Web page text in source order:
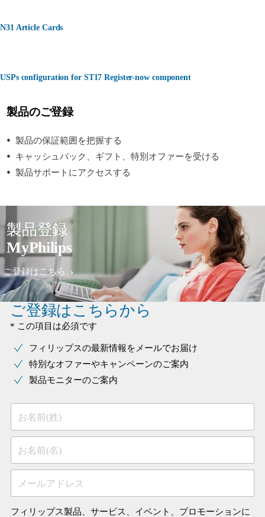
N31 Article Cards
USPs configuration for ST17 Register-now component
製品のご登録
製品の保証範囲を把握する
キャッシュバック、ギフト、特別オファーを受ける
製品サポートにアクセスする
製品登録
MyPhilips
ご登録はこちら
ご登録はこちらから
* この項目は必須です
フィリップスの最新情報をメールでお届け
特別なオファーやキャンペーンのご案内
製品モニターのご案内
お名前(姓)
お名前(名)
メールアドレス
フィリップス製品、サービス、イベント、プロモーションに